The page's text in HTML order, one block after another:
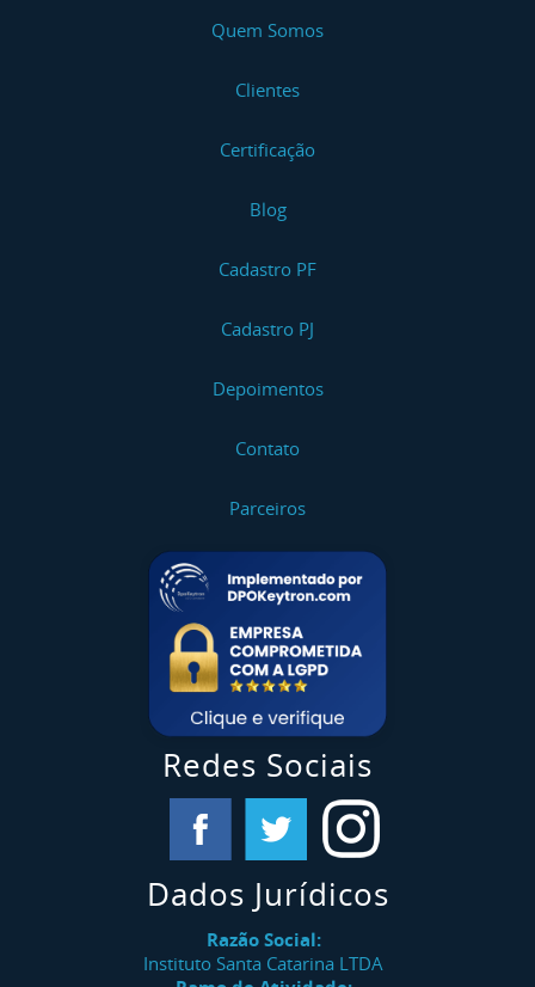
Quem Somos
Clientes
Certificação
Blog
Cadastro PF
Cadastro PJ
Depoimentos
Contato
Parceiros
Redes Sociais
Dados Jurídicos
Razão Social:
Instituto Santa Catarina LTDA